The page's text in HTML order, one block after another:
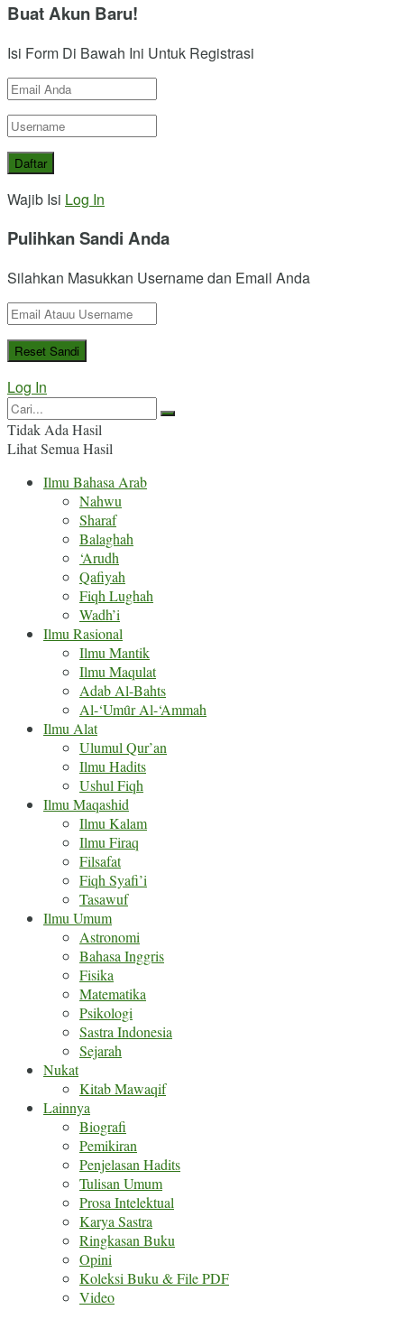
Buat Akun Baru!
Isi Form Di Bawah Ini Untuk Registrasi
Wajib Isi Log In
Pulihkan Sandi Anda
Silahkan Masukkan Username dan Email Anda
Log In
Tidak Ada Hasil
Lihat Semua Hasil
Ilmu Bahasa Arab
Nahwu
Sharaf
Balaghah
‘Arudh
Qafiyah
Fiqh Lughah
Wadh’i
Ilmu Rasional
Ilmu Mantik
Ilmu Maqulat
Adab Al-Bahts
Al-‘Umȗr Al-‘Ammah
Ilmu Alat
Ulumul Qur’an
Ilmu Hadits
Ushul Fiqh
Ilmu Maqashid
Ilmu Kalam
Ilmu Firaq
Filsafat
Fiqh Syafi’i
Tasawuf
Ilmu Umum
Astronomi
Bahasa Inggris
Fisika
Matematika
Psikologi
Sastra Indonesia
Sejarah
Nukat
Kitab Mawaqif
Lainnya
Biografi
Pemikiran
Penjelasan Hadits
Tulisan Umum
Prosa Intelektual
Karya Sastra
Ringkasan Buku
Opini
Koleksi Buku & File PDF
Video